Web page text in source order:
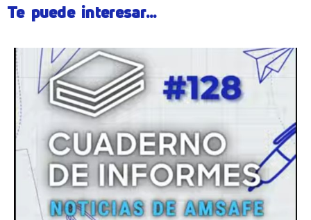
Te puede interesar...